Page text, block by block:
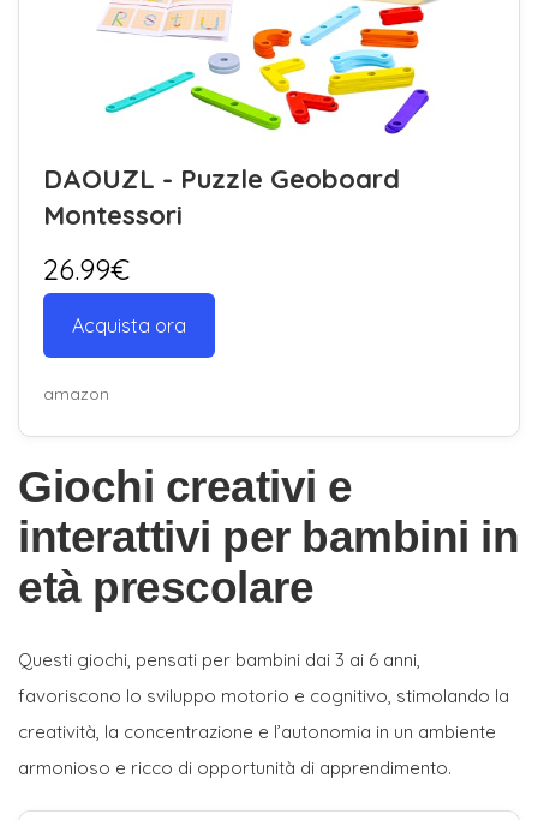
DAOUZL - Puzzle Geoboard
Montessori
26.99€
Acquista ora
amazon
Giochi creativi e
interattivi per bambini in
età prescolare
Questi giochi, pensati per bambini dai 3 ai 6 anni,
favoriscono lo sviluppo motorio e cognitivo, stimolando la
creatività, la concentrazione e l’autonomia in un ambiente
armonioso e ricco di opportunità di apprendimento.